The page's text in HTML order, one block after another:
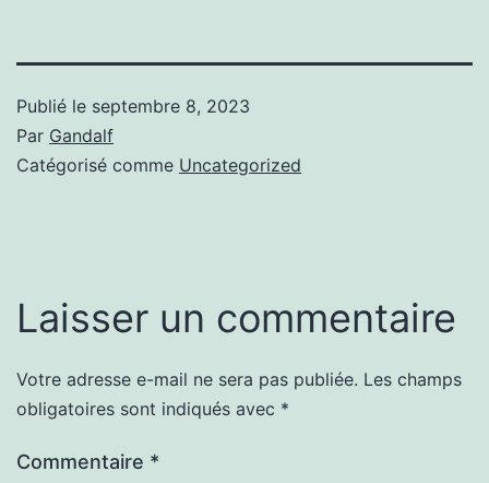
Publié le septembre 8, 2023
Par Gandalf
Catégorisé comme Uncategorized
Laisser un commentaire
Votre adresse e-mail ne sera pas publiée. Les champs
obligatoires sont indiqués avec *
Commentaire *